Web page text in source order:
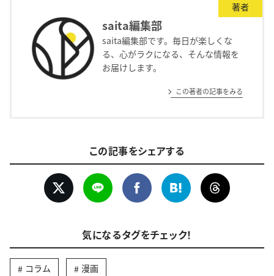
著者
saita編集部
saita編集部です。毎日が楽しくな
る、心がラクになる、そんな情報を
お届けします。
この著者の記事をみる
この記事をシェアする
気になるタグをチェック！
コラム 漫画